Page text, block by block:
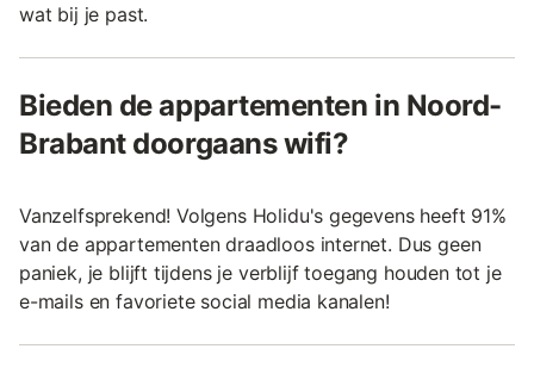
wat bij je past.
Bieden de appartementen in Noord-
Brabant doorgaans wifi?
Vanzelfsprekend! Volgens Holidu's gegevens heeft 91%
van de appartementen draadloos internet. Dus geen
paniek, je blijft tijdens je verblijf toegang houden tot je
e-mails en favoriete social media kanalen!